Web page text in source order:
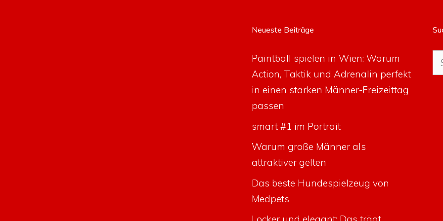
Neueste Beiträge
Paintball spielen in Wien: Warum
Action, Taktik und Adrenalin perfekt
in einen starken Männer-Freizeittag
passen
smart #1 im Portrait
Warum große Männer als
attraktiver gelten
Das beste Hundespielzeug von
Medpets